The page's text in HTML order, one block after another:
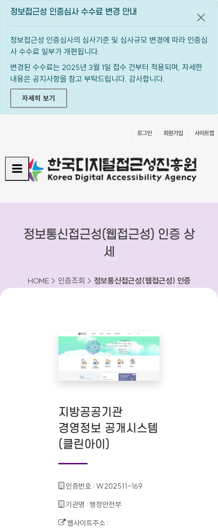
정보접근성 인증심사 수수료 변경 안내
정보접근성 인증심사의 심사기준 및 심사규모 변경에 따라 인증심
사 수수료 일부가 개편됩니다.
변경된 수수료는 2025년 3월 1일 접수 건부터 적용되며, 자세한
내용은 공지사항을 참고 부탁드립니다. 감사합니다.
자세히 보기
공지
로그인 회원가입 사이트맵
정보통신접근성(웹접근성) 인증 상
세
HOME > 인증조회 > 정보통신접근성(웹접근성) 인증
지방공공기관
경영정보 공개시스템
(클린아이)
인증번호 : W202511-169
기관명 : 행정안전부
웹사이트주소 :